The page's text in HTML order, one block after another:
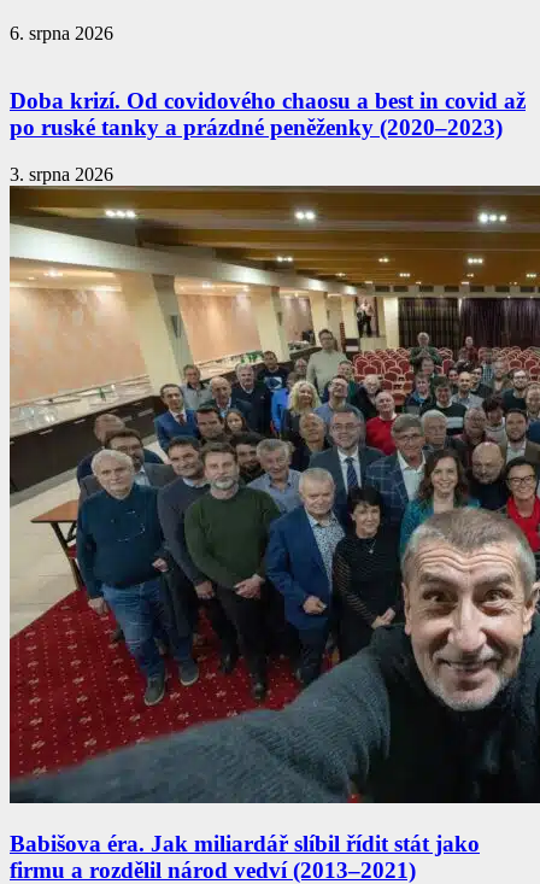
6. srpna 2026
Doba krizí. Od covidového chaosu a best in covid až
po ruské tanky a prázdné peněženky (2020–2023)
3. srpna 2026
Babišova éra. Jak miliardář slíbil řídit stát jako
firmu a rozdělil národ vedví (2013–2021)